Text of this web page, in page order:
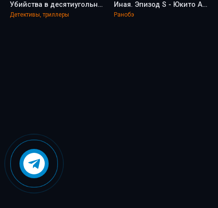
Убийства в десятиугольном доме - Юкито Аяцудзи
Детективы, триллеры
Иная. Эпизод S - Юкито Аяцудзи
Ранобэ